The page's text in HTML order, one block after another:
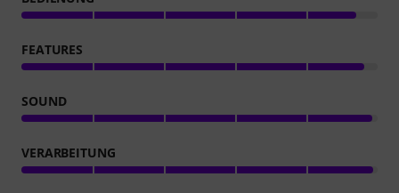
FEATURES
SOUND
VERARBEITUNG